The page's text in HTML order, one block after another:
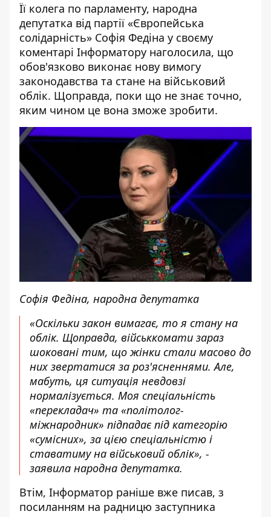
Її колега по парламенту, народна
депутатка від партії «Європейська
солідарність» Софія Федіна у своєму
коментарі Інформатору наголосила, що
обов'язково виконає нову вимогу
законодавства та стане на військовий
облік. Щоправда, поки що не знає точно,
яким чином це вона зможе зробити.
Софія Федіна, народна депутатка
«Оскільки закон вимагає, то я стану на
облік. Щоправда, військкомати зараз
шоковані тим, що жінки стали масово до
них звертатися за роз'ясненнями. Але,
мабуть, ця ситуація невдовзі
нормалізується. Моя спеціальність
«перекладач» та «політолог-
міжнародник» підпадає під категорію
«сумісних», за цією спеціальністю і
ставатиму на військовий облік», -
заявила народна депутатка.
Втім, Інформатор раніше вже писав, з
посиланням на радницю заступника